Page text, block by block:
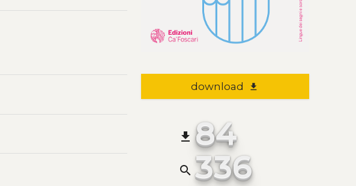
download file_download
file_download 84
search 336